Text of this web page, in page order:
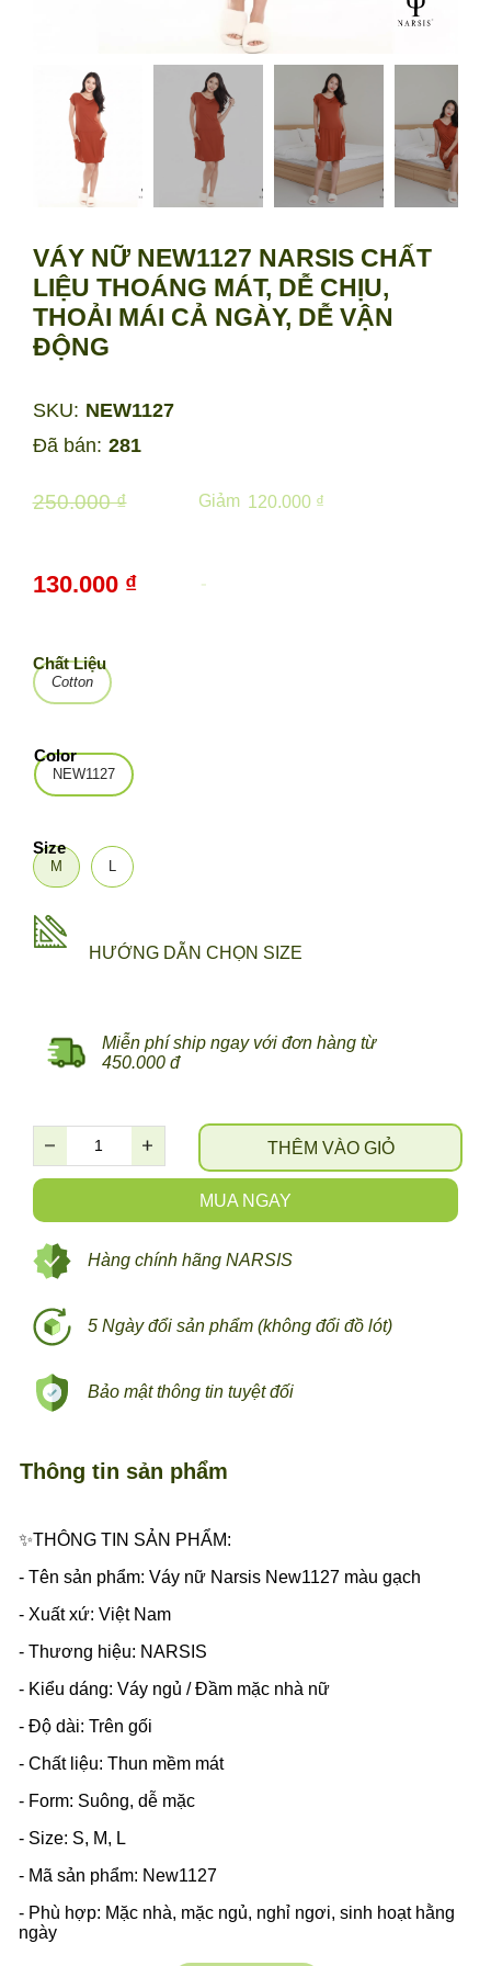
VÁY NỮ NEW1127 NARSIS CHẤT
LIỆU THOÁNG MÁT, DỄ CHỊU,
THOẢI MÁI CẢ NGÀY, DỄ VẬN
ĐỘNG
Đã bán: 281
M L
Size
Cotton
Chất Liệu
NEW1127
Color
MUA NGAY
THÊM VÀO GIỎ
HƯỚNG DẪN CHỌN SIZE
Miễn phí ship ngay với đơn hàng từ
450.000 đ
-
130.000 ₫
5 Ngày đổi sản phẩm (không đổi đồ lót)
Bảo mật thông tin tuyệt đối
Hàng chính hãng NARSIS
250.000 ₫ 120.000 ₫
Giảm
SKU: NEW1127
Thông tin sản phẩm
✨THÔNG TIN SẢN PHẨM:
- Tên sản phẩm: Váy nữ Narsis New1127 màu gạch
- Xuất xứ: Việt Nam
- Thương hiệu: NARSIS
- Kiểu dáng: Váy ngủ / Đầm mặc nhà nữ
- Độ dài: Trên gối
- Chất liệu: Thun mềm mát
- Form: Suông, dễ mặc
- Size: S, M, L
- Mã sản phẩm: New1127
- Phù hợp: Mặc nhà, mặc ngủ, nghỉ ngơi, sinh hoạt hằng
ngày